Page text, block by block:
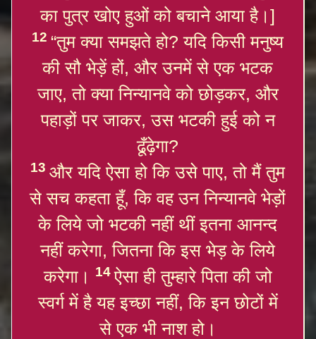
का पुत्र खोए हुओं को बचाने आया है।]
12 “तुम क्या समझते हो? यदि किसी मनुष्य
की सौ भेड़ें हों, और उनमें से एक भटक
जाए, तो क्या निन्यानवे को छोड़कर, और
पहाड़ों पर जाकर, उस भटकी हुई को न
ढूँढ़ेगा?
13 और यदि ऐसा हो कि उसे पाए, तो मैं तुम
से सच कहता हूँ, कि वह उन निन्यानवे भेड़ों
के लिये जो भटकी नहीं थीं इतना आनन्द
नहीं करेगा, जितना कि इस भेड़ के लिये
करेगा।
14ऐसा ही तुम्हारे पिता की जो
स्वर्ग में है यह इच्छा नहीं, कि इन छोटों में
से एक भी नाश हो।